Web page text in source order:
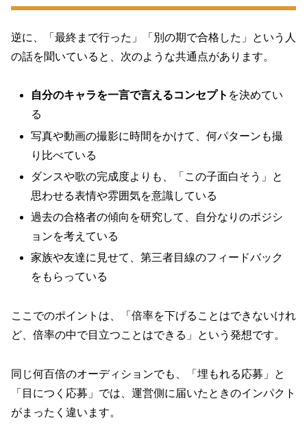
逆に、「最終まで行った」「別の期で合格した」という人
の話を聞いていると、次のような共通点があります。
自分のキャラを一言で言えるコンセプト を決めてい
る
写真や動画の撮影に時間をかけて、何パターンも撮
り比べている
ダンスや歌の完成度よりも、「この子面白そう」と
思わせる表情や雰囲気を意識している
過去の合格者の傾向を研究して、自分なりのポジシ
ョンを考えている
家族や友達に見せて、第三者目線のフィードバック
をもらっている
ここでのポイントは、「倍率を下げることはできないけれ
ど、 倍率の中で目立つことはできる 」という発想です。
同じ何百倍のオーディションでも、「埋もれる応募」と
「目につく応募」では、運営側に届いたときのインパクト
がまったく違います。